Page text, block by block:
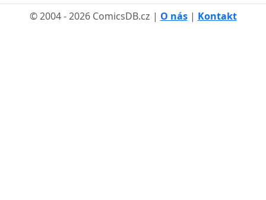
© 2004 - 2026 ComicsDB.cz | O nás| Kontakt